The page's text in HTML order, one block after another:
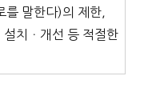
를 말한다)의 제한,
치ㆍ개선 등 적절한